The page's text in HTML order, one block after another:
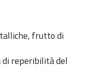
frutto di
reperibilità del